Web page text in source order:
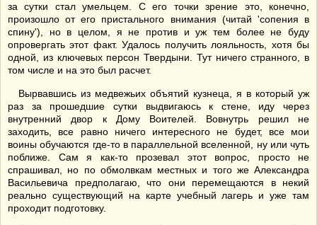
за сутки стал умельцем. С его точки зрение это, конечно,
произошло от его пристального внимания (читай 'сопения в
спину'), но в целом, я не против и уж тем более не буду
опровергать этот факт. Удалось получить лояльность, хотя бы
одной, из ключевых персон Твердыни. Тут ничего странного, в
том числе и на это был расчет.
Вырвавшись из медвежьих объятий кузнеца, я в который уж
раз за прошедшие сутки выдвигаюсь к стене, иду через
внутренний двор к Дому Воителей. Вовнутрь решил не
заходить, все равно ничего интересного не будет, все мои
воины обучаются где-то в параллельной вселенной, ну или чуть
поближе. Сам я как-то прозевал этот вопрос, просто не
спрашивал, но по обмолвкам местных и того же Александра
Васильевича предполагаю, что они перемещаются в некий
реально существующий на карте учебный лагерь и уже там
проходит подготовку.